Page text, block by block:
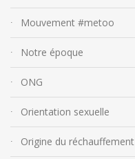
Mouvement #metoo
Notre époque
ONG
Orientation sexuelle
Origine du réchauffement